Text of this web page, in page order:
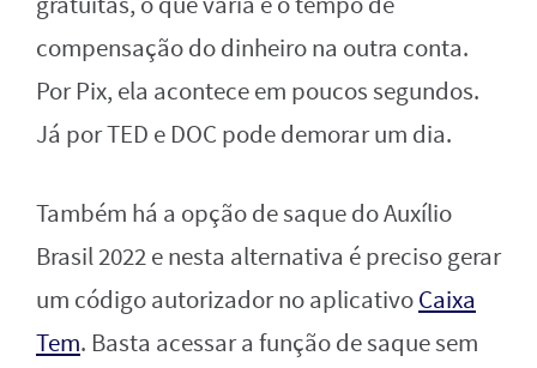
compensação do dinheiro na outra conta.
Por Pix, ela acontece em poucos segundos.
Já por TED e DOC pode demorar um dia.
Também há a opção de saque do Auxílio
Brasil 2022 e nesta alternativa é preciso gerar
um código autorizador no aplicativoCaixa
Tem. Basta acessar a função de saque sem